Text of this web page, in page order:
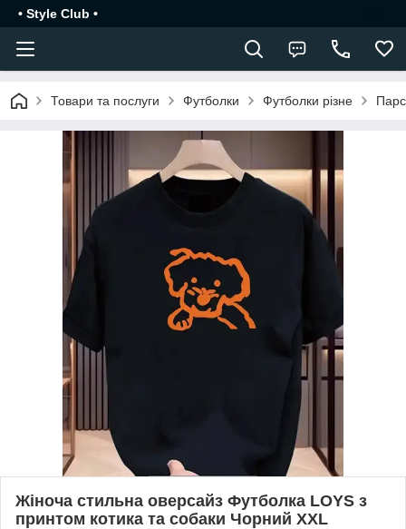
• Style Club •
Товари та послуги Футболки Футболки різне
Жіноча стильна оверсайз Футболка LOYS з
принтом котика та собаки Чорний XXL